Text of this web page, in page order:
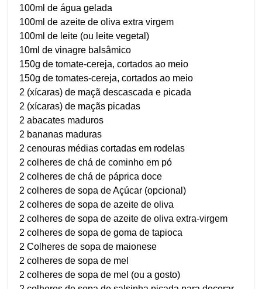
100ml de água gelada
100ml de azeite de oliva extra virgem
100ml de leite (ou leite vegetal)
10ml de vinagre balsâmico
150g de tomate-cereja, cortados ao meio
150g de tomates-cereja, cortados ao meio
2 (xícaras) de maçã descascada e picada
2 (xícaras) de maçãs picadas
2 abacates maduros
2 bananas maduras
2 cenouras médias cortadas em rodelas
2 colheres de chá de cominho em pó
2 colheres de chá de páprica doce
2 colheres de sopa de Açúcar (opcional)
2 colheres de sopa de azeite de oliva
2 colheres de sopa de azeite de oliva extra-virgem
2 colheres de sopa de goma de tapioca
2 Colheres de sopa de maionese
2 colheres de sopa de mel
2 colheres de sopa de mel (ou a gosto)